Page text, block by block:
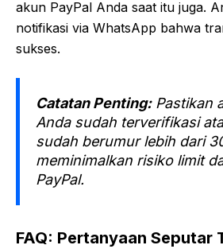
akun PayPal Anda saat itu juga.
notifikasi via WhatsApp bahwa
sukses.
Catatan Penting:Pastikan
Anda sudah terverifikasi
sudah berumur lebih dari
meminimalkan risiko limit
PayPal.
FAQ: Pertanyaan Seputar